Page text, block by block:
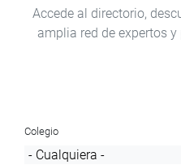
Accede al directorio,
amplia red de expertos
Colegio